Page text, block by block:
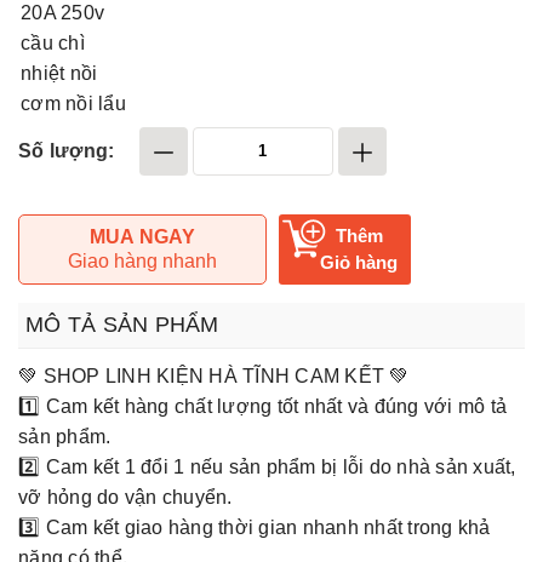
20A 250v
cầu chì
nhiệt nồi
cơm nồi lẩu
Số lượng:
MUA NGAY
Giao hàng nhanh
Thêm
Giỏ hàng
MÔ TẢ SẢN PHẨM
💚 SHOP LINH KIỆN HÀ TĨNH CAM KẾT 💚
1️⃣ Cam kết hàng chất lượng tốt nhất và đúng với mô tả
sản phẩm.
2️⃣ Cam kết 1 đổi 1 nếu sản phẩm bị lỗi do nhà sản xuất,
vỡ hỏng do vận chuyển.
3️⃣ Cam kết giao hàng thời gian nhanh nhất trong khả
năng có thể.